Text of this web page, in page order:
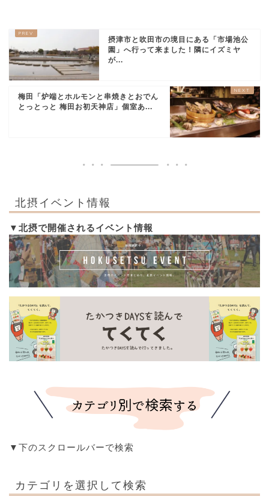
摂津市と吹田市の境目にある「市場池公
園」へ行って来ました！隣にイズミヤ
が...
梅田「炉端とホルモンと串焼きとおでん
とっとっと 梅田お初天神店」個室あ...
北摂イベント情報
▼北摂で開催されるイベント情報
▼下のスクロールバーで検索
カテゴリを選択して検索